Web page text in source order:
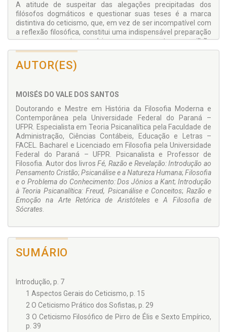
A atitude de suspeitar das alegações precipitadas dos
filósofos dogmáticos e questionar suas teses é a marca
distintiva do ceticismo, que, em vez de ser incompatível com
a reflexão filosófica, constitui uma indispensável preparação
para o seu correto exercício, porque ao penetrar o aguilhão
da dúvida na consciência do filósofo, o estimula a buscar
soluções filosóficas mais consistentes. E apesar do ceticismo
ser acusado de incorrer em contradições, e ser rotulado
indivíduo e da Humanidade.
AUTOR(ES)
MOISÉS DO VALE DOS SANTOS
Doutorando e Mestre em História da Filosofia Moderna e
Contemporânea pela Universidade Federal do Paraná –
UFPR. Especialista em Teoria Psicanalítica pela Faculdade de
Administração, Ciências Contábeis, Educação e Letras –
FACEL. Bacharel e Licenciado em Filosofia pela Universidade
Federal do Paraná – UFPR. Psicanalista e Professor de
Filosofia. Autor dos livrosFé, Razão e Revelação: Introdução ao
Pensamento Cristão; Psicanálise e a Natureza Humana; Filosofia
e o Problema do Conhecimento: Dos Jônios a Kant;Introdução
à Teoria Psicanalítica: Freud, Psicanálise e Conceitos; Razão e
Emoção na Arte Retórica de Aristóteles eA Filosofia de
Sócrates.
SUMÁRIO
Introdução, p. 7
1 Aspectos Gerais do Ceticismo, p. 15
2 O Ceticismo Prático dos Sofistas, p. 29
3 O Ceticismo Filosófico de Pirro de Élis e Sexto Empírico,
p. 39